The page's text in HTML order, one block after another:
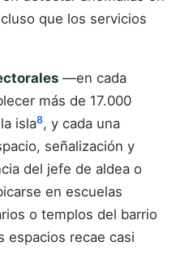
que los servicios
—en cada
más de 17.000
isla8, y cada una
señalización y
del jefe de aldea o
en escuelas
o templos del barrio
recae casi